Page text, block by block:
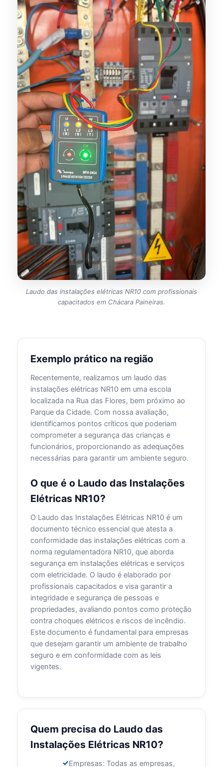
Laudo das instalações elétricas NR10 com profissionais
capacitados em Chácara Paineiras.
Exemplo prático na região
Recentemente, realizamos um laudo das
instalações elétricas NR10 em uma escola
localizada na Rua das Flores, bem próximo ao
Parque da Cidade. Com nossa avaliação,
identificamos pontos críticos que poderiam
comprometer a segurança das crianças e
funcionários, proporcionando as adequações
necessárias para garantir um ambiente seguro.
O que é o Laudo das Instalações
Elétricas NR10?
O Laudo das Instalações Elétricas NR10 é um
documento técnico essencial que atesta a
conformidade das instalações elétricas com a
norma regulamentadora NR10, que aborda
segurança em instalações elétricas e serviços
com eletricidade. O laudo é elaborado por
profissionais capacitados e visa garantir a
integridade e segurança de pessoas e
propriedades, avaliando pontos como proteção
contra choques elétricos e riscos de incêndio.
Este documento é fundamental para empresas
que desejam garantir um ambiente de trabalho
seguro e em conformidade com as leis
vigentes.
Quem precisa do Laudo das
Instalações Elétricas NR10?
Empresas: Todas as empresas,